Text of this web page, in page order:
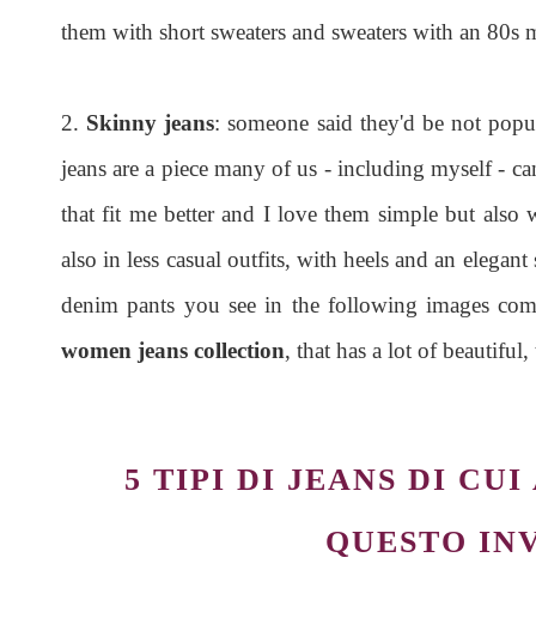
them with short sweaters and sweaters with an 80s
2. Skinny jeans: someone said they'd be not
jeans are a piece many of us - including myself -
that fit me better and I love them simple but
also in less casual outfits, with heels and an
denim pants you see in the following images
women jeans collection, that has a lot of
5 TIPI DI JEANS DI CUI
QUESTO